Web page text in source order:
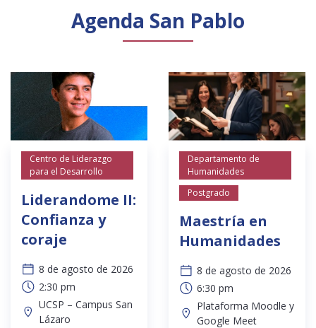
Agenda San Pablo
Centro de Liderazgo
para el Desarrollo
Liderandome II:
Confianza y
coraje
8 de agosto de 2026
2:30 pm
UCSP – Campus San
Lázaro
Departamento de
Humanidades
Postgrado
Maestría en
Humanidades
8 de agosto de 2026
6:30 pm
Plataforma Moodle y
Google Meet